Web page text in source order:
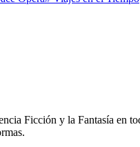
Ficción y la Fantasía en